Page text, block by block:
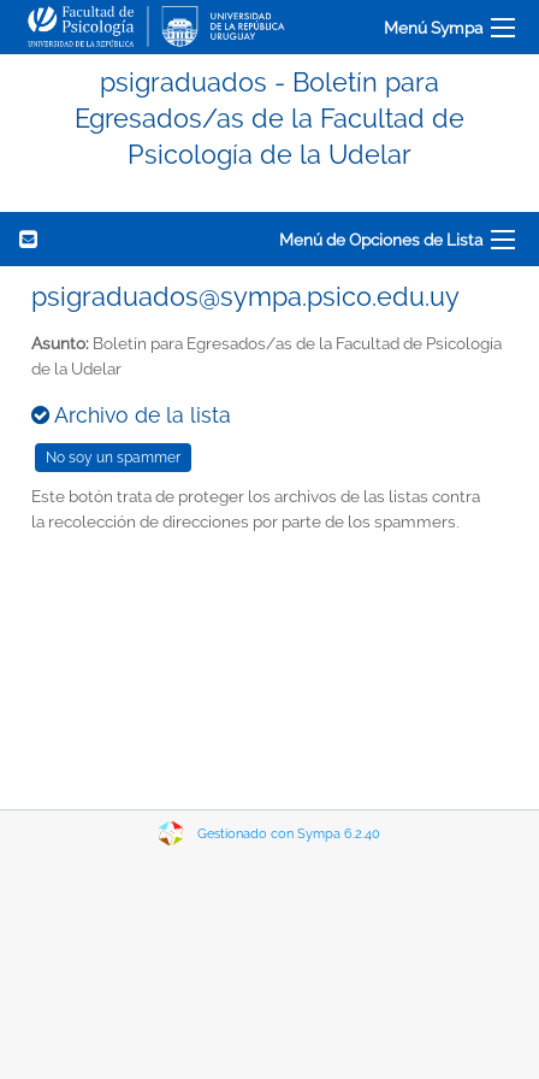
Menú Sympa
psigraduados - Boletín para
Egresados/as de la Facultad de
Psicología de la Udelar
Menú de Opciones de Lista
psigraduados@sympa.psico.edu.uy
Asunto: Boletín para Egresados/as de la Facultad de Psicología
de la Udelar
Archivo de la lista
Este botón trata de proteger los archivos de las listas contra
la recolección de direcciones por parte de los spammers.
Gestionado con Sympa 6.2.40